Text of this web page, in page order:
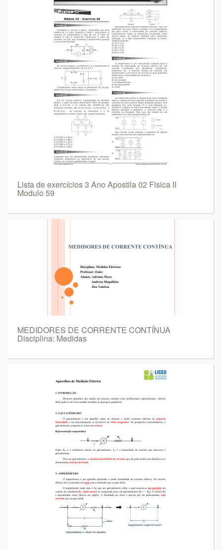
Lista de exercícios 3 Ano Apostila 02 Fisica II
Modulo 59
MEDIDORES DE CORRENTE CONTÍNUA
Disciplina: Medidas